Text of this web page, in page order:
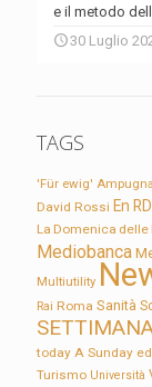
e il metodo
30 Luglio
TAGS
'Für ewig'
David Rossi En
La Domenica delle
Mediobanca
Multiutility
Rai Roma Sanità
today A Sunday
Turismo Università